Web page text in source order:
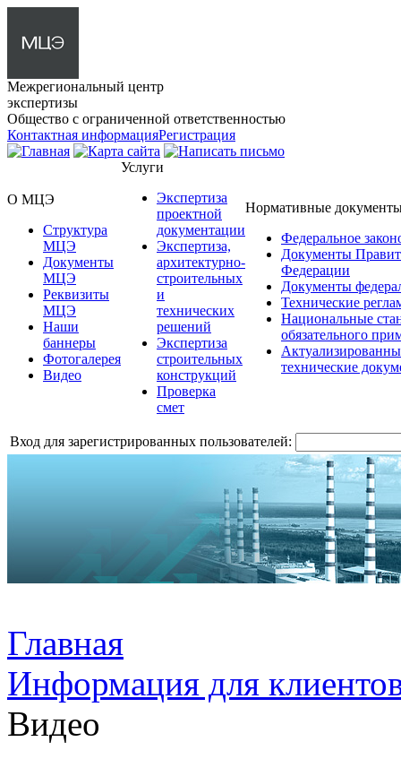
Межрегиональный центр
экспертизы
Общество с ограниченной ответственностью
Контактная информацияРегистрация
О МЦЭ
Структура
МЦЭ
Документы
МЦЭ
Реквизиты
МЦЭ
Наши
баннеры
Фотогалерея
Видео
Услуги
Экспертиза
проектной
документации
Экспертиза,
архитектурно-
строительных
и
технических
решений
Экспертиза
строительных
конструкций
Проверка
смет
Нормативные
Федеральное
Документы
Федерации
Документы
Технические
Национальные
обязательного
технические
Вход для зарегистрированных пользователей:
Главная
Информация для
Видео